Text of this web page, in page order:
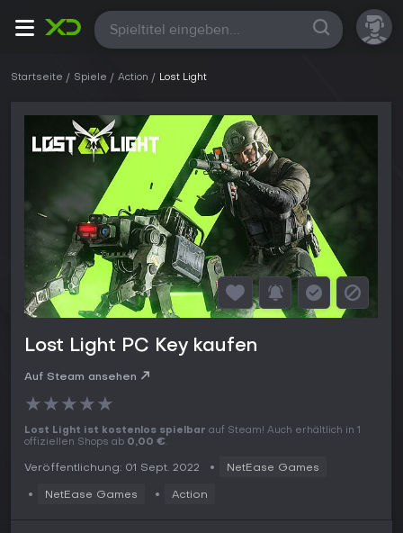
Alle
Startseite Spiele Action Lost Light
Lost Light PC Key kaufen
Auf Steam ansehen
★★★★★
Lost Light ist kostenlos spielbar auf Steam! Auch erhältlich in 1
offiziellen Shops ab 0,00 €.
Veröffentlichung: 01 Sept. 2022 NetEase Games
NetEase Games Action